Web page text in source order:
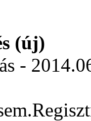
(új)
-